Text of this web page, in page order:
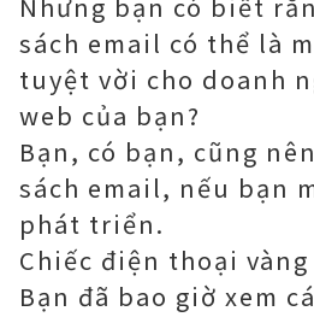
sách email có thể là
tuyệt vời cho doanh
web của bạn?
Bạn, có bạn, cũng
sách email, nếu bạn
phát triển.
Chiếc điện thoại vàng
Bạn đã bao giờ xem